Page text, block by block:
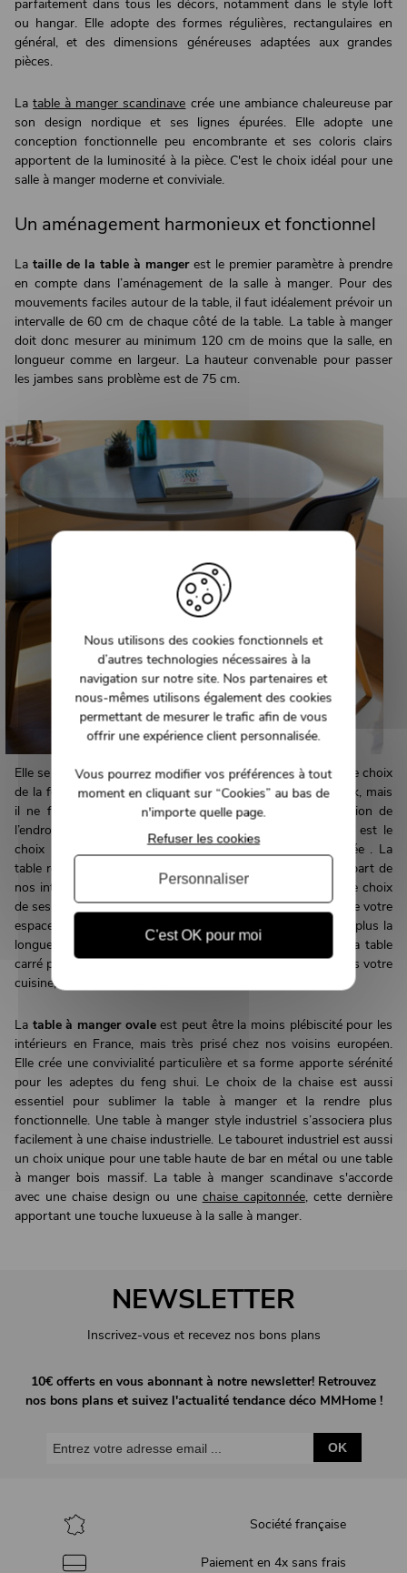
parfaitement dans tous les décors, notamment dans le style loft
ou hangar. Elle adopte des formes régulières, rectangulaires en
général, et des dimensions généreuses adaptées aux grandes
pièces.
Latable à manger scandinave crée une ambiance chaleureuse par
son design nordique et ses lignes épurées. Elle adopte une
conception fonctionnelle peu encombrante et ses coloris clairs
apportent de la luminosité à la pièce. C'est le choix idéal pour une
salle à manger moderne et conviviale.
Un aménagement harmonieux et fonctionnel
La taille de la table à mangerest le premier paramètre à prendre
en compte dans l’aménagement de la salle à manger. Pour des
mouvements faciles autour de la table, il faut idéalement prévoir un
intervalle de 60 cm de chaque côté de la table. La table à manger
doit donc mesurer au minimum 120 cm de moins que la salle, en
longueur comme en largeur. La hauteur convenable pour passer
les jambes sans problème est de 75 cm.
Elle se décline en 3 formesrectangulaire, ronde et carrée
. Le choix
de la forme est souvent motivé pour son design et son look, mais
il ne faut pas négliger l’essentiel c’est adire la configuration de
l’endroit ou vous désirez l’installer. Ainsi, une table ronde est le
choix parfait pour optimiser l’espace dans une pièce carrée . La
table rectangle est la « standard » c’est elle équipe la plus part de
nos intérieurs, elle s’adapte aux pièces de forme régulière, le choix
de ses dimensions doit être proportionnelle à la superficie de votre
espace à aménager. En clair plus votre pièce est spacieuse plus la
longueur de votre table doit être revu à la hausse. Osez la table
carré pour une petite pièce ou pour créer un coin repas dans votre
cuisine, elle apporte un look stylé et contemporain.
La table à manger ovaleest peut être la moins plébiscité pour les
intérieurs en France, mais très prisé chez nos voisins européen.
Elle crée une convivialité particulière et sa forme apporte sérénité
pour les adeptes du feng shui. Le choix de la chaise est aussi
essentiel pour sublimer la table à manger et la rendre plus
fonctionnelle. Une table à manger style industriel s’associera plus
facilement à une chaise industrielle. Le tabouret industriel est aussi
un choix unique pour une table haute de bar en métal ou une table
à manger bois massif. La table à manger scandinave s'accorde
avec une chaise design ou une chaise capitonnée, cette dernière
apportant une touche luxueuse à la salle à manger.
NEWSLETTER
Inscrivez-vous et recevez nos bons plans
10€ offerts en vous abonnant à notre newsletter! Retrouvez
nos bons plans et suivez l'actualité tendance déco MMHome !
OK
Société française
Paiement en 4x sans frais
Nous utilisons des cookies fonctionnels et
d’autres technologies nécessaires à la
navigation sur notre site. Nos partenaires et
nous-mêmes utilisons également des cookies
permettant de mesurer le trafic afin de vous
offrir une expérience client personnalisée.
Vous pourrez modifier vos préférences à tout
moment en cliquant sur “Cookies” au bas de
n'importe quelle page.
C'est OK pour moi
Refuser les cookies
Personnaliser